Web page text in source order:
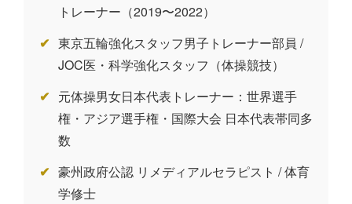
トレーナー（2019〜2022）
東京五輪強化スタッフ男子トレーナー部員 /
JOC医・科学強化スタッフ（体操競技）
元体操男女日本代表トレーナー：世界選手
権・アジア選手権・国際大会 日本代表帯同多
数
豪州政府公認 リメディアルセラピスト / 体育
学修士